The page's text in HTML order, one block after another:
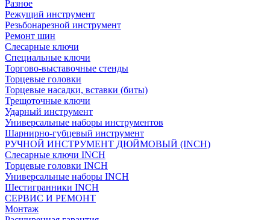
Разное
Режущий инструмент
Резьбонарезной инструмент
Ремонт шин
Слесарные ключи
Специальные ключи
Торгово-выставочные стенды
Торцевые головки
Торцевые насадки, вставки (биты)
Трещоточные ключи
Ударный инструмент
Универсальные наборы инструментов
Шарнирно-губцевый инструмент
РУЧНОЙ ИНСТРУМЕНТ ДЮЙМОВЫЙ (INCH)
Слесарные ключи INCH
Торцевые головки INCH
Универсальные наборы INCH
Шестигранники INCH
СЕРВИС И РЕМОНТ
Монтаж